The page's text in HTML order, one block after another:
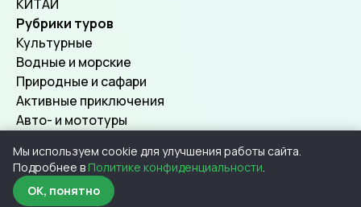
КИТАЙ
Рубрики туров
Культурные
Водные и морские
Природные и сафари
Активные приключения
Авто- и мототуры
© 2026, SuperTours.Все права защищены.
inbox@supertours.ru
ОГРН 322774600686972
Мы используем cookie для улучшения работы сайта.
Подробнее в Политике конфиденциальности.
OK, понятно